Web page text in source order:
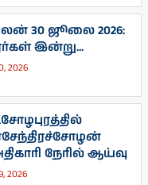
30 ஜூலை 2026:
இன்று...
2026
நேரில் ஆய்வு
2026